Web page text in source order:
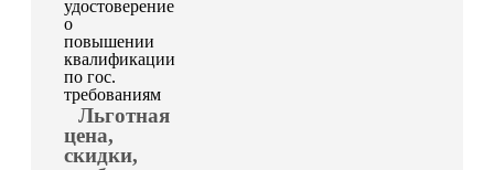
удостоверение
о
повышении
квалификации
по гос.
требованиям
Льготная
цена,
скидки,